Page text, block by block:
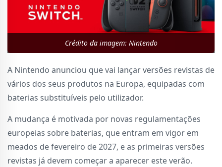
Crédito da imagem: Nintendo
A Nintendo anunciou que vai lançar versões revistas de
vários dos seus produtos na Europa, equipadas com
baterias substituíveis pelo utilizador.
A mudança é motivada por novas regulamentações
europeias sobre baterias, que entram em vigor em
meados de fevereiro de 2027, e as primeiras versões
revistas já devem começar a aparecer este verão.